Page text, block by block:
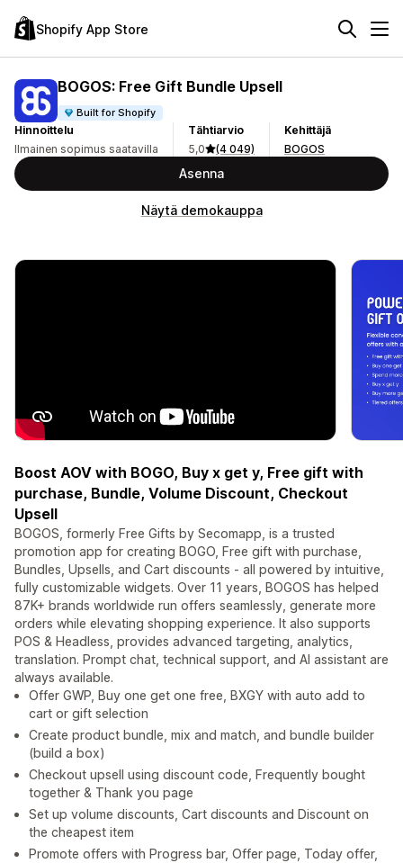
Shopify App Store
BOGOS: Free Gift Bundle Upsell
Built for Shopify
Hinnoittelu
Ilmainen sopimus saatavilla
Tähtiarvio
5,0
(4 049)
Kehittäjä
BOGOS
Asenna
Näytä demokauppa
Boost AOV with BOGO, Buy x get y, Free gift with
purchase, Bundle, Volume Discount, Checkout
Upsell
BOGOS, formerly Free Gifts by Secomapp, is a trusted
promotion app for creating BOGO, Free gift with purchase,
Bundles, Upsells, and Cart discounts - all powered by intuitive,
fully customizable widgets. Over 11 years, BOGOS has helped
87K+ brands worldwide run offers seamlessly, generate more
orders while elevating shopping experience. It also supports
POS & Headless, provides advanced targeting, analytics,
translation. Prompt chat, technical support, and AI assistant are
always available.
Offer GWP, Buy one get one free, BXGY with auto add to
cart or gift selection
Create product bundle, mix and match, and bundle builder
(build a box)
Checkout upsell using discount code, Frequently bought
together & Thank you page
Set up volume discounts, Cart discounts and Discount on
the cheapest item
Promote offers with Progress bar, Offer page, Today offer,